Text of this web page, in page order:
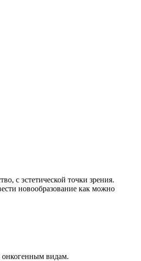
с эстетической точки зрения.
новообразование как можно
онкогенным видам.